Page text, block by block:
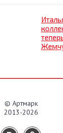
© Артмарк
2013-2026